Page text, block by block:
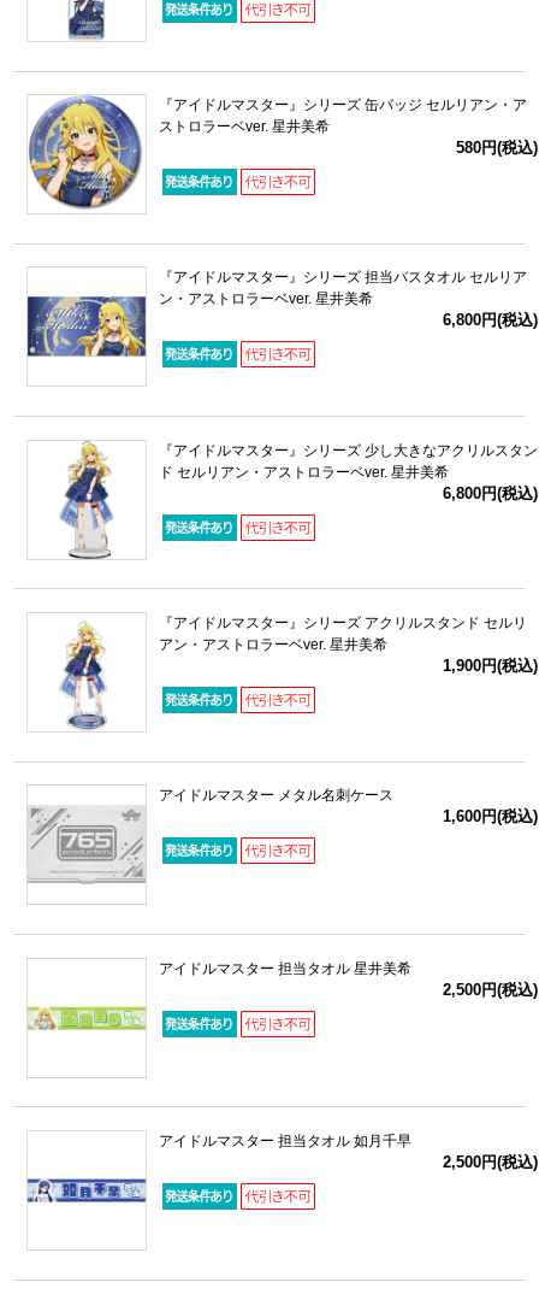
『アイドルマスター』シリーズ 缶バッジ セルリアン・ア
ストロラーベver. 星井美希
580円(税込)
『アイドルマスター』シリーズ 担当バスタオル セルリア
ン・アストロラーベver. 星井美希
6,800円(税込)
『アイドルマスター』シリーズ 少し大きなアクリルスタン
ド セルリアン・アストロラーベver. 星井美希
6,800円(税込)
『アイドルマスター』シリーズ アクリルスタンド セルリ
アン・アストロラーベver. 星井美希
1,900円(税込)
アイドルマスター メタル名刺ケース
1,600円(税込)
アイドルマスター 担当タオル 星井美希
2,500円(税込)
アイドルマスター 担当タオル 如月千早
2,500円(税込)